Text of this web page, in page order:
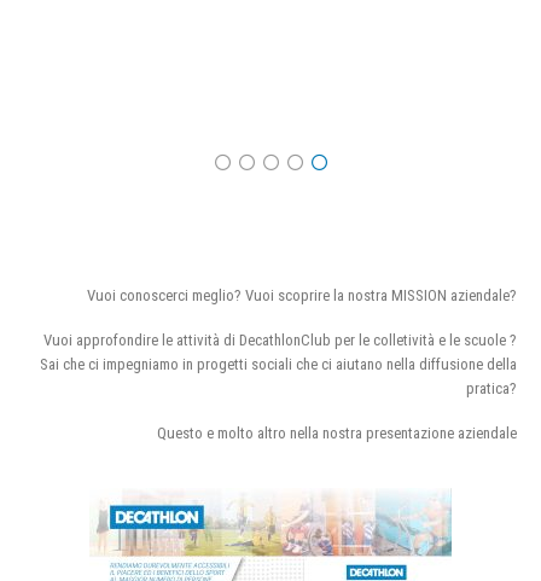
Vuoi conoscerci meglio? Vuoi scoprire la nostra MISSION aziendale?
Vuoi approfondire le attività di DecathlonClub per le colletività e le scuole ?
Sai che ci impegniamo in progetti sociali che ci aiutano nella diffusione della
pratica?
Questo e molto altro nella nostra presentazione aziendale